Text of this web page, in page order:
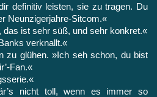
definitiv leisten, sie zu tragen. Du
Neunzigerjahre-Sitcom.«
das ist sehr süß, und sehr konkret.«
verknallt.«
zu glühen. »Ich seh schon, du bist
Fan.«
nicht toll, wenn es immer so